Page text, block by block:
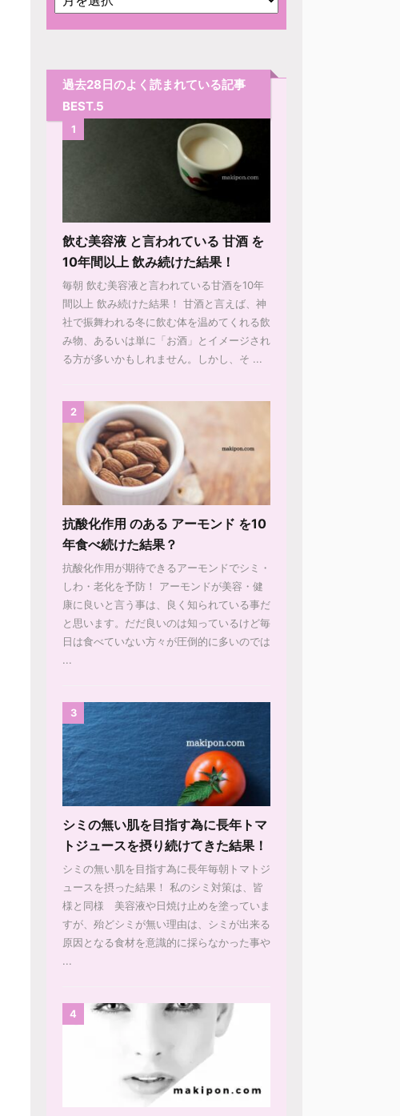
過去28日のよく読まれている記事
BEST.5
1
飲む美容液 と言われている 甘酒 を
10年間以上 飲み続けた結果！
毎朝 飲む美容液と言われている甘酒を10年
間以上 飲み続けた結果！ 甘酒と言えば、神
社で振舞われる冬に飲む体を温めてくれる飲
み物、あるいは単に「お酒」とイメージされ
る方が多いかもしれません。しかし、そ ...
2
抗酸化作用 のある アーモンド を10
年食べ続けた結果？
抗酸化作用が期待できるアーモンドでシミ・
しわ・老化を予防！ アーモンドが美容・健
康に良いと言う事は、良く知られている事だ
と思います。だだ良いのは知っているけど毎
日は食べていない方々が圧倒的に多いのでは
...
3
シミの無い肌を目指す為に長年トマ
トジュースを摂り続けてきた結果！
シミの無い肌を目指す為に長年毎朝トマトジ
ュースを摂った結果！ 私のシミ対策は、皆
様と同様 美容液や日焼け止めを塗っていま
すが、殆どシミが無い理由は、シミが出来る
原因となる食材を意識的に採らなかった事や
...
4